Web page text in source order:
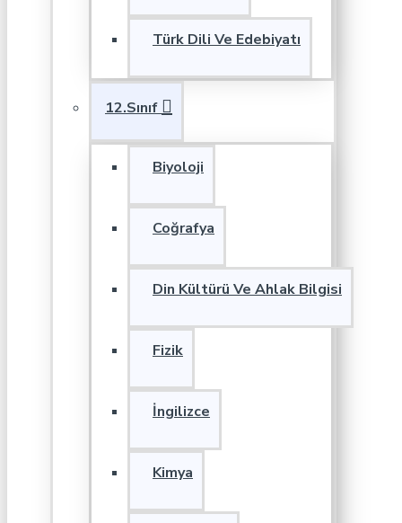
Türk Dili Ve Edebiyatı
12.Sınıf
Biyoloji
Coğrafya
Din Kültürü Ve Ahlak Bilgisi
Fizik
İngilizce
Kimya